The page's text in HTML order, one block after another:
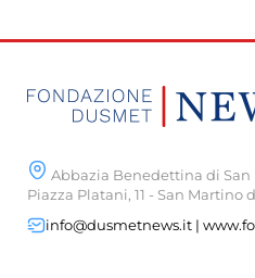
Abbazia Benedettina di San
Piazza Platani, 11 - San Martino
info@dusmetnews.it |